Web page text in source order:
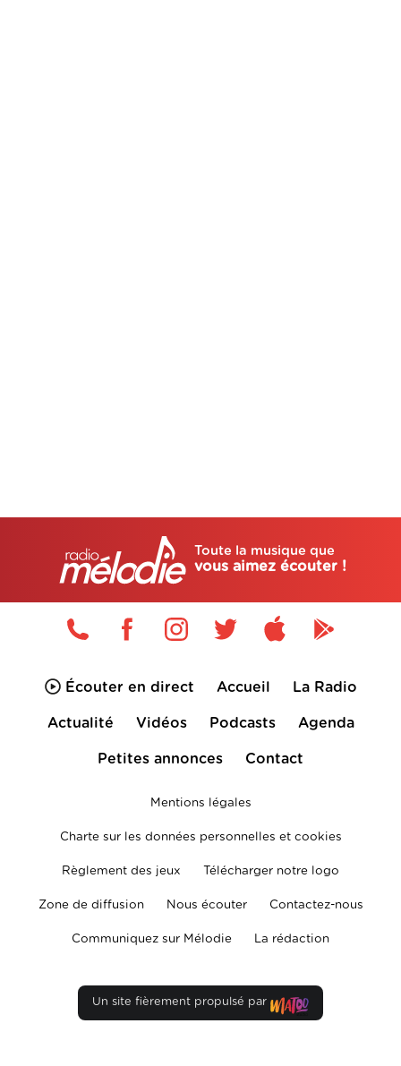
Toute la musique que
vous aimez écouter !
Écouter en direct Accueil La Radio
Actualité Vidéos Podcasts Agenda
Petites annonces Contact
Mentions légales
Charte sur les données personnelles et cookies
Règlement des jeux Télécharger notre logo
Zone de diffusion Nous écouter Contactez-nous
Communiquez sur Mélodie La rédaction
Un site fièrement propulsé par